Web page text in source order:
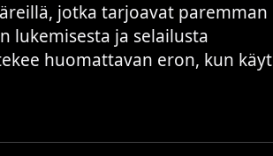
jotka tarjoavat paremman
lukemisesta ja selailusta
huomattavan eron, kun käyt